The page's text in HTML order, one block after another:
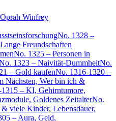
No. 1328 –
Freundschaften
No. 1325 – Personen in
1323 – Naivität-DummheitNo.
– Gold kaufenNo. 1316-1320 –
Nächsten, Wer bin ich &
– KI, Gehirntumore,
Goldenes ZeitalterNo.
viele Kinder, Lebensdauer,
– Aura, Geld,